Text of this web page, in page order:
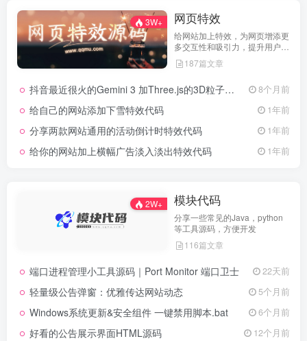
3W+ 网页特效
给网站加上特效，为网页增添更
多交互性和吸引力，提升用户体
验 187篇文章
抖音最近很火的Gemini 3 加Three.js的3D粒子交互代码 共十三款 8个月前
给自己的网站添加下雪特效代码 1年前
分享两款网站通用的活动倒计时特效代码 1年前
给你的网站加上横幅广告淡入淡出特效代码 1年前
2W+ 模块代码
分享一些常见的Java，python
等工具源码，方便开发
116篇文章
端口进程管理小工具源码｜Port Monitor 端口卫士 22天前
轻量级公告弹窗：优雅传达网站动态 5个月前
Windows系统更新&安全组件 一键禁用脚本.bat 6个月前
好看的公告展示界面HTML源码 12个月前